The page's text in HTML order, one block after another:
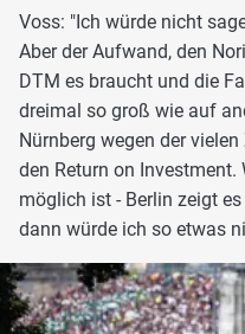
Voss: "Ich würde nicht
Aber der Aufwand, den
DTM es braucht und die
dreimal so groß wie auf
Nürnberg wegen der
den Return on
möglich ist - Berlin zeigt
dann würde ich so etwas